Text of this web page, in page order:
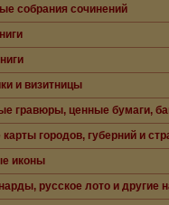
собрания сочинений
и визитницы
гравюры, ценные бумаги,
городов, губерний и
иконы
русское лото и другие